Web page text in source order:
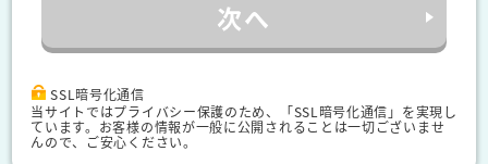
次へ
SSL暗号化通信
当サイトではプライバシー保護のため、「SSL暗号化通信」を実現し
ています。お客様の情報が一般に公開されることは一切ございませ
んので、ご安心ください。